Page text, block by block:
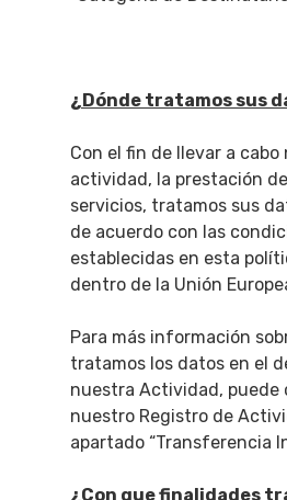
¿Dónde tratamos sus
Con el fin de llevar a cabo
actividad, la prestación
servicios, tratamos sus
de acuerdo con las
establecidas en esta
dentro de la Unión
Para más información
tratamos los datos en el
nuestra Actividad, puede
nuestro Registro de
apartado “Transferencia
¿Con que finalidades